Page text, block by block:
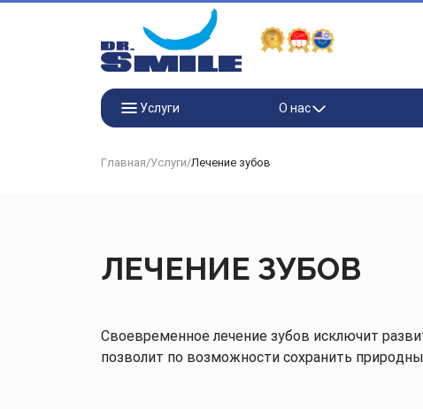
Перейти к основному контенту
Услуги О нас
Главная/Услуги/Лечение зубов
ЛЕЧЕНИЕ ЗУБОВ
Своевременное лечение зубов исключит
позволит по возможности сохранить